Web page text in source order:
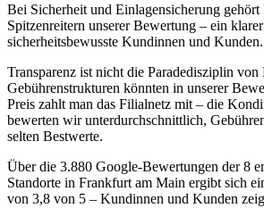
Bei Sicherheit und Einlagensicherung gehört
Spitzenreitern unserer Bewertung – ein
sicherheitsbewusste Kundinnen und Kunden.
Transparenz ist nicht die Paradedisziplin von
Gebührenstrukturen könnten in unserer
Preis zahlt man das Filialnetz mit – die
bewerten wir unterdurchschnittlich,
selten Bestwerte.
Über die 3.880 Google-Bewertungen der 8
Standorte in Frankfurt am Main ergibt sich
von 3,8 von 5 – Kundinnen und Kunden